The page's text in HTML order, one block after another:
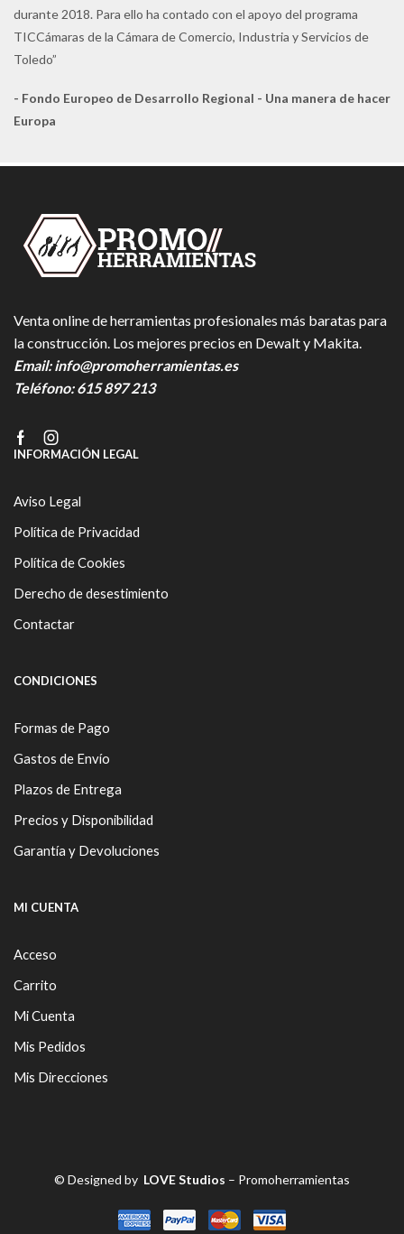
durante 2018. Para ello ha contado con el apoyo del programa
TICCámaras de la Cámara de Comercio, Industria y Servicios de
Toledo”
- Fondo Europeo de Desarrollo Regional - Una manera de hacer
Europa
Venta online de herramientas profesionales más baratas para
la construcción. Los mejores precios en Dewalt y Makita.
Email:info@promoherramientas.es
Teléfono:615 897 213
FacebookInstagram
INFORMACIÓN LEGAL
Aviso Legal
Política de Privacidad
Política de Cookies
Derecho de desestimiento
Contactar
CONDICIONES
Formas de Pago
Gastos de Envío
Plazos de Entrega
Precios y Disponibilidad
Garantía y Devoluciones
MI CUENTA
Acceso
Carrito
Mi Cuenta
Mis Pedidos
Mis Direcciones
© Designed by LOVE Studios – Promoherramientas